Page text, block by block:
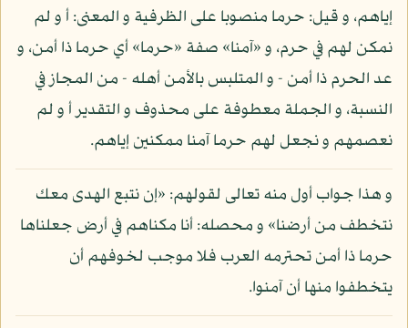
إياهم، و قيل: حرما منصوبا على الظرفية و المعنى: أ و لم
نمكن لهم في حرم، و «آمنا» صفة «حرما» أي حرما ذا أمن، و
عد الحرم ذا أمن - و المتلبس بالأمن أهله - من المجاز في
النسبة، و الجملة معطوفة على محذوف و التقدير أ و لم
نعصمهم و نجعل لهم حرما آمنا ممكنين إياهم.
و هذا جواب أول منه تعالى لقولهم: «إن نتبع الهدى معك
نتخطف من أرضنا» و محصله: أنا مكناهم في أرض جعلناها
حرما ذا أمن تحترمه العرب فلا موجب لخوفهم أن
يتخطفوا منها أن آمنوا.